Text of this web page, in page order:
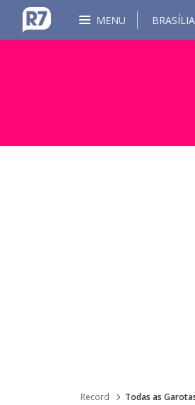
MENU BRASÍLIA
Record Todas as